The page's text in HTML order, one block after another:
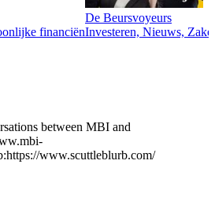
financiën
De Beursvoyeurs
Investeren, Nieuws,
between MBI and
www.scuttleblurb.com/